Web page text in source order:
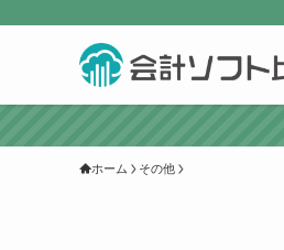
ホーム その他